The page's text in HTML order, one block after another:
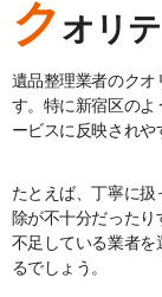
ク オリ
遺品整理業者のクオ
す。特に新宿区の
ービスに反映されや
たとえば、丁寧に
除が不十分だった
不足している業者を
るでしょう。